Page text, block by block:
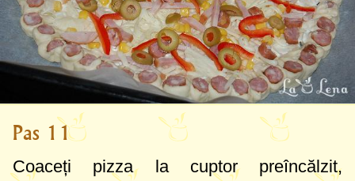
Pas 11
Coaceți pizza la cuptor preîncălzit,